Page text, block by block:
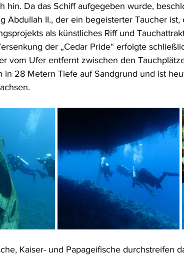
hin. Da das Schiff aufgegeben wurde,
Abdullah II., der ein begeisterter Taucher ist,
als künstliches Riff und
der „Cedar Pride“ erfolgte
vom Ufer entfernt zwischen den
in 28 Metern Tiefe auf Sandgrund und ist
Kaiser- und Papageifische durchstreifen